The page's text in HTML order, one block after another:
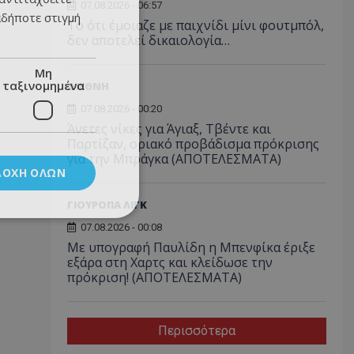
07.08.2026 - 06:57
Το ότι έμοιαζε με παιχνίδι μίνι φουτμπόλ,
δεν αποτελεί δικαιολογία…
ΔΙΕΘΝΗ
07.08.2026 - 00:20
Άνετες νίκες για Άγιαξ, Τβέντε και
Παρτίζαν, οριακό προβάδισμα πρόκρισης
για την Μπράγκα (ΑΠΟΤΕΛΕΣΜΑΤΑ)
ΓΙΟΥΡΟΠΑ ΛΙΓΚ
07.08.2026 - 00:08
Με υπογραφή Παυλίδη η Μπενφίκα έριξε
εξάρα στη Χαρτς και κλείδωσε την
πρόκριση! (ΑΠΟΤΕΛΕΣΜΑΤΑ)
Περισσότερα
στιγμή
Μη
ταξινομημένα
ΌΛΩΝ